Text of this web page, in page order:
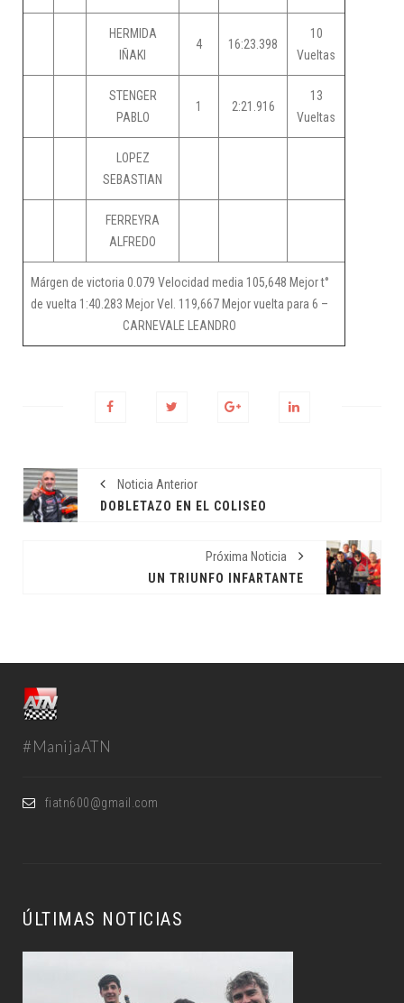
HERMIDA
IÑAKI
4 16:23.398
10
Vueltas
STENGER
PABLO
1 2:21.916
13
Vueltas
LOPEZ
SEBASTIAN
FERREYRA
ALFREDO
Márgen de victoria 0.079 Velocidad media 105,648 Mejor t°
de vuelta 1:40.283 Mejor Vel. 119,667 Mejor vuelta para 6 –
CARNEVALE LEANDRO
Noticia Anterior
DOBLETAZO EN EL COLISEO
Próxima Noticia
UN TRIUNFO INFARTANTE
#ManijaATN
fiatn600@gmail.com
ÚLTIMAS NOTICIAS